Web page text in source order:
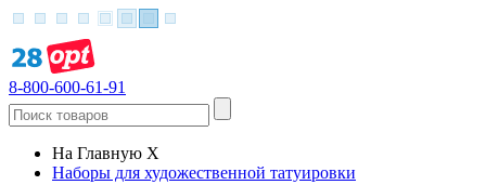
8-800-600-61-91
На Главную X
Наборы для художественной татуировки